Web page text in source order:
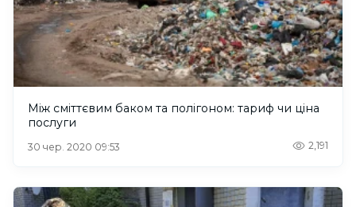
Між сміттєвим баком та полігоном: тариф чи ціна
послуги
30 чер. 2020 09:53 2,191